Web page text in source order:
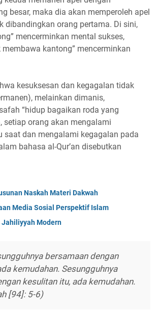
besar, maka dia akan memperoleh apel
dibandingkan orang pertama. Di sini,
mencerminkan mental sukses,
membawa kantong” mencerminkan
kesuksesan dan kegagalan tidak
melainkan dimanis,
“hidup bagaikan roda yang
setiap orang akan mengalami
saat dan mengalami kegagalan pada
bahasa al-Qur’an disebutkan
Naskah Materi Dakwah
Media Sosial Perspektif Islam
Jahiliyyah Modern
bersamaan dengan
kemudahan. Sesungguhnya
kesulitan itu, ada kemudahan.
[94]: 5-6)